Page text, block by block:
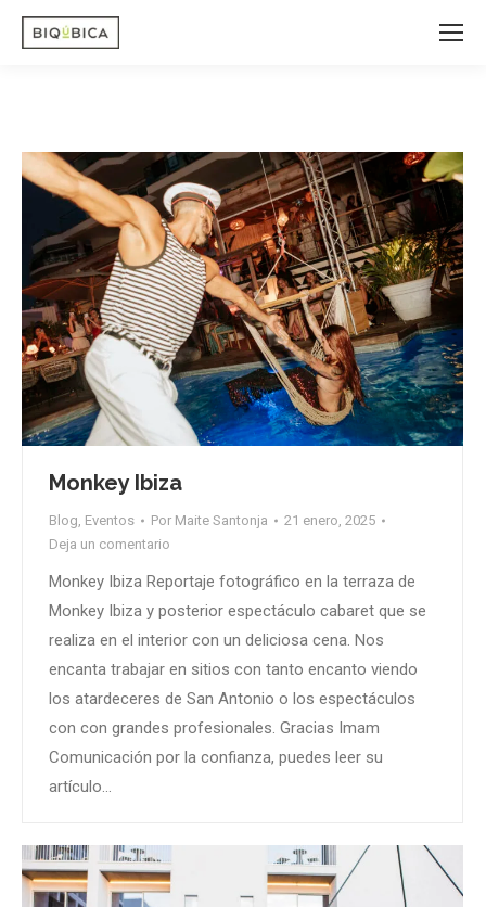
Monkey Ibiza
Blog, Eventos Por Maite Santonja
21 enero, 2025
Deja un comentario
Monkey Ibiza Reportaje fotográfico en la terraza de
Monkey Ibiza y posterior espectáculo cabaret que se
realiza en el interior con un deliciosa cena. Nos
encanta trabajar en sitios con tanto encanto viendo
los atardeceres de San Antonio o los espectáculos
con con grandes profesionales. Gracias Imam
Comunicación por la confianza, puedes leer su
artículo…